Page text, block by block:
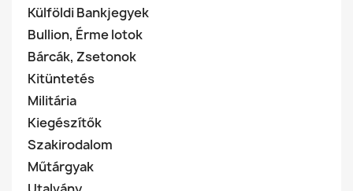
Külföldi Bankjegyek
Bullion, Érme lotok
Bárcák, Zsetonok
Kitüntetés
Militária
Kiegészítők
Szakirodalom
Műtárgyak